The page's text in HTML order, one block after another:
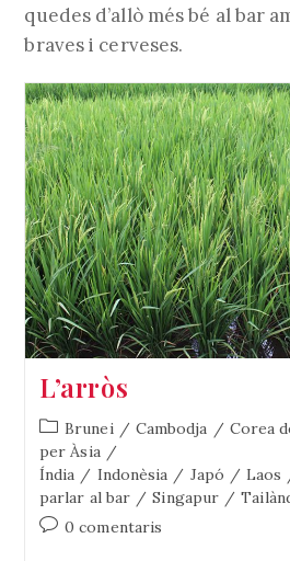
quedes d’allò més bé al bar
braves i cerveses.
L’arròs
Categoria
de
l'entrada:
Brunei / Cambodja / Corea
per Àsia /
Índia / Indonèsia / Japó / Laos
parlar al bar / Singapur /
Comentaris
0 comentaris